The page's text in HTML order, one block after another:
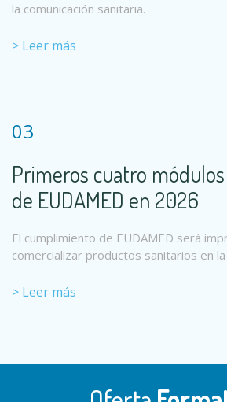
la comunicación sanitaria.
> Leer más
03
Primeros cuatro
de EUDAMED en 2026
El cumplimiento de EUDAMED será
comercializar productos sanitarios en la
> Leer más